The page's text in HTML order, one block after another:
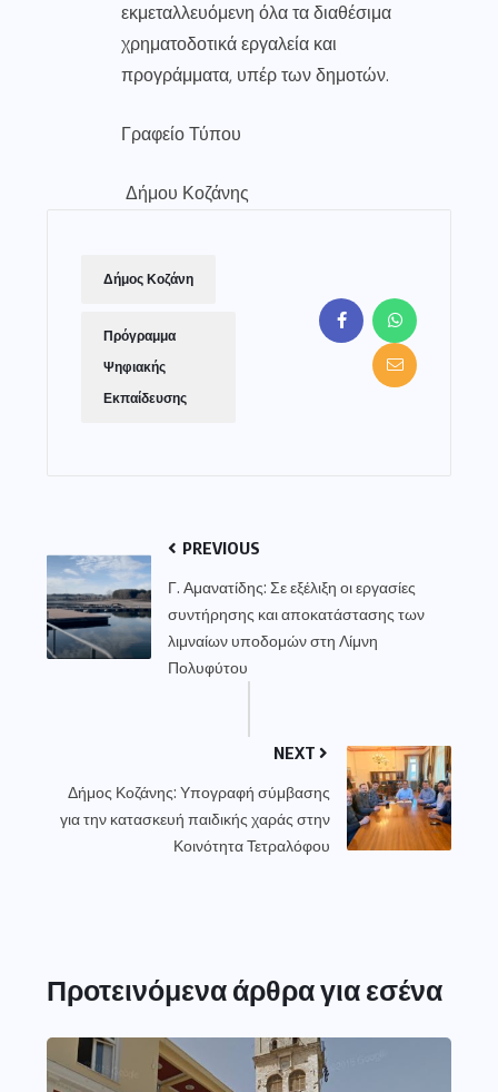
εκμεταλλευόμενη όλα τα διαθέσιμα
χρηματοδοτικά εργαλεία και
προγράμματα, υπέρ των δημοτών.
Γραφείο Τύπου
Δήμου Κοζάνης
Δήμος Κοζάνη
Πρόγραμμα
Ψηφιακής
Εκπαίδευσης
PREVIOUS
Γ. Αμανατίδης: Σε εξέλιξη οι εργασίες
συντήρησης και αποκατάστασης των
λιμναίων υποδομών στη Λίμνη
Πολυφύτου
NEXT
Δήμος Κοζάνης: Υπογραφή σύμβασης
για την κατασκευή παιδικής χαράς στην
Κοινότητα Τετραλόφου
Προτεινόμενα άρθρα για εσένα